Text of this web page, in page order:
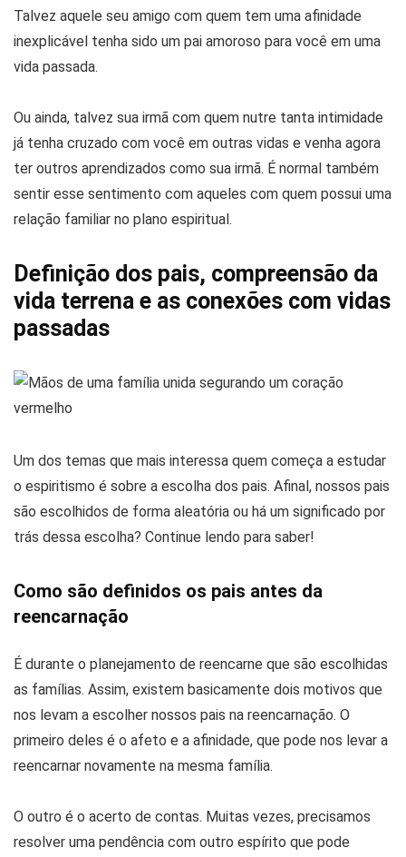
Talvez aquele seu amigo com quem tem uma afinidade
inexplicável tenha sido um pai amoroso para você em uma
vida passada.
Ou ainda, talvez sua irmã com quem nutre tanta intimidade
já tenha cruzado com você em outras vidas e venha agora
ter outros aprendizados como sua irmã. É normal também
sentir esse sentimento com aqueles com quem possui uma
relação familiar no plano espiritual.
Definição dos pais, compreensão da
vida terrena e as conexões com vidas
passadas
Um dos temas que mais interessa quem começa a estudar
o espiritismo é sobre a escolha dos pais. Afinal, nossos pais
são escolhidos de forma aleatória ou há um significado por
trás dessa escolha? Continue lendo para saber!
Como são definidos os pais antes da
reencarnação
É durante o planejamento de reencarne que são escolhidas
as famílias. Assim, existem basicamente dois motivos que
nos levam a escolher nossos pais na reencarnação. O
primeiro deles é o afeto e a afinidade, que pode nos levar a
reencarnar novamente na mesma família.
O outro é o acerto de contas. Muitas vezes, precisamos
resolver uma pendência com outro espírito que pode